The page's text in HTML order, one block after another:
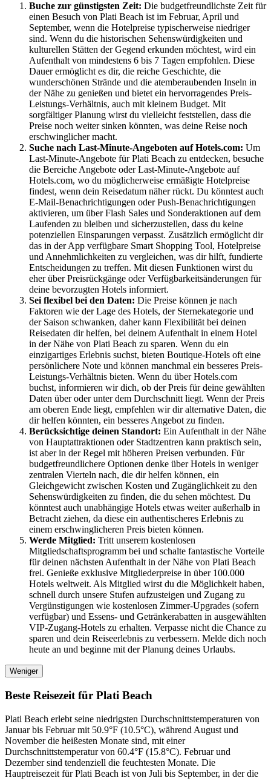
Buche zur günstigsten Zeit: Die budgetfreundlichste Zeit für
einen Besuch von Plati Beach ist im Februar, April und
September, wenn die Hotelpreise typischerweise niedriger
sind. Wenn du die historischen Sehenswürdigkeiten und
kulturellen Stätten der Gegend erkunden möchtest, wird ein
Aufenthalt von mindestens 6 bis 7 Tagen empfohlen. Diese
Dauer ermöglicht es dir, die reiche Geschichte, die
wunderschönen Strände und die atemberaubenden Inseln in
der Nähe zu genießen und bietet ein hervorragendes Preis-
Leistungs-Verhältnis, auch mit kleinem Budget. Mit
sorgfältiger Planung wirst du vielleicht feststellen, dass die
Preise noch weiter sinken könnten, was deine Reise noch
erschwinglicher macht.
Suche nach Last-Minute-Angeboten auf Hotels.com: Um
Last-Minute-Angebote für Plati Beach zu entdecken, besuche
die Bereiche Angebote oder Last-Minute-Angebote auf
Hotels.com, wo du möglicherweise ermäßigte Hotelpreise
findest, wenn dein Reisedatum näher rückt. Du könntest auch
E-Mail-Benachrichtigungen oder Push-Benachrichtigungen
aktivieren, um über Flash Sales und Sonderaktionen auf dem
Laufenden zu bleiben und sicherzustellen, dass du keine
potenziellen Einsparungen verpasst. Zusätzlich ermöglicht dir
das in der App verfügbare Smart Shopping Tool, Hotelpreise
und Annehmlichkeiten zu vergleichen, was dir hilft, fundierte
Entscheidungen zu treffen. Mit diesen Funktionen wirst du
eher über Preisrückgänge oder Verfügbarkeitsänderungen für
deine bevorzugten Hotels informiert.
Sei flexibel bei den Daten: Die Preise können je nach
Faktoren wie der Lage des Hotels, der Sternekategorie und
der Saison schwanken, daher kann Flexibilität bei deinen
Reisedaten dir helfen, bei deinem Aufenthalt in einem Hotel
in der Nähe von Plati Beach zu sparen. Wenn du ein
einzigartiges Erlebnis suchst, bieten Boutique-Hotels oft eine
persönlichere Note und können manchmal ein besseres Preis-
Leistungs-Verhältnis bieten. Wenn du über Hotels.com
buchst, informieren wir dich, ob der Preis für deine gewählten
Daten über oder unter dem Durchschnitt liegt. Wenn der Preis
am oberen Ende liegt, empfehlen wir dir alternative Daten, die
dir helfen könnten, ein besseres Angebot zu finden.
Berücksichtige deinen Standort: Ein Aufenthalt in der Nähe
von Hauptattraktionen oder Stadtzentren kann praktisch sein,
ist aber in der Regel mit höheren Preisen verbunden. Für
budgetfreundlichere Optionen denke über Hotels in weniger
zentralen Vierteln nach, die dir helfen können, ein
Gleichgewicht zwischen Kosten und Zugänglichkeit zu den
Sehenswürdigkeiten zu finden, die du sehen möchtest. Du
könntest auch unabhängige Hotels etwas weiter außerhalb in
Betracht ziehen, da diese ein authentischeres Erlebnis zu
einem erschwinglicheren Preis bieten können.
Werde Mitglied: Tritt unserem kostenlosen
Mitgliedschaftsprogramm bei und schalte fantastische Vorteile
für deinen nächsten Aufenthalt in der Nähe von Plati Beach
frei. Genieße exklusive Mitgliederpreise in über 100.000
Hotels weltweit. Als Mitglied wirst du die Möglichkeit haben,
schnell durch unsere Stufen aufzusteigen und Zugang zu
Vergünstigungen wie kostenlosen Zimmer-Upgrades (sofern
verfügbar) und Essens- und Getränkerabatten in ausgewählten
VIP-Zugang-Hotels zu erhalten. Verpasse nicht die Chance zu
sparen und dein Reiseerlebnis zu verbessern. Melde dich noch
heute an und beginne mit der Planung deines Urlaubs.
Weniger
Beste Reisezeit für Plati Beach
Plati Beach erlebt seine niedrigsten Durchschnittstemperaturen von
Januar bis Februar mit 50.9°F (10.5°C), während August und
November die heißesten Monate sind, mit einer
Durchschnittstemperatur von 60.4°F (15.8°C). Februar und
Dezember sind tendenziell die feuchtesten Monate. Die
Hauptreisezeit für Plati Beach ist von Juli bis September, in der die